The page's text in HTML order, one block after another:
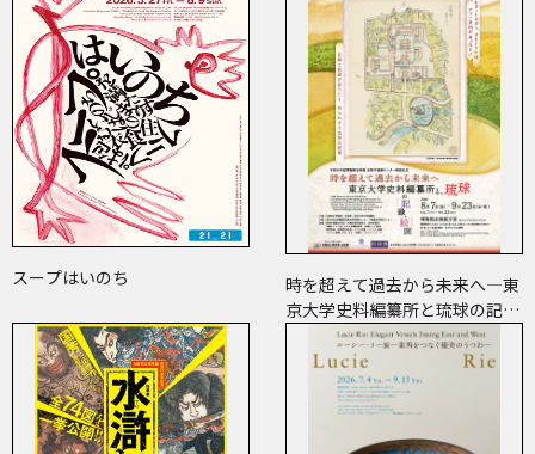
スープはいのち
時を超えて過去から未来へ―東
京大学史料編纂所と琉球の記
録・絵図―